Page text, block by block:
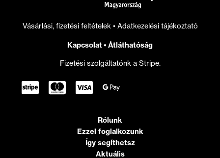
Vásárlási, fizetési feltételek • Adatkezelési tájékoztató
Kapcsolat• Átláthatóság
Fizetési szolgáltatónk a Stripe.
Rólunk
Ezzel foglalkozunk
Így segíthetsz
Aktuális